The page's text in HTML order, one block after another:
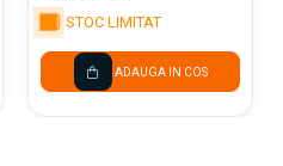
STOC LIMITAT
ADAUGA IN COS